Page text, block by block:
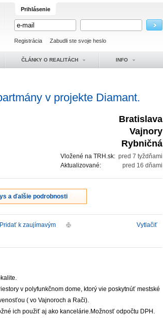
Prihlásenie
Registrácia Zabudli ste svoje heslo
ČLÁNKY O REALITÁCH INFO
v projekte Diamant.
Bratislava
Vajnory
Rybničná
pred 7 tyždňami
Vložené na TRH.sk:
pred 16 dňami
Aktualizované:
a ďalšie podrobnosti
Pridať k zaujímavým
Vytlačiť
v polyfunkčnom dome, ktorý vie poskytnúť mestské
( vo Vajnoroch a Rači).
ich použiť aj ako kancelárie.Možnosť odpočtu DPH.